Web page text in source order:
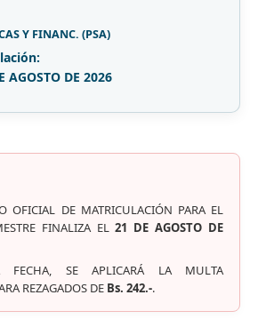
Y FINANC. (PSA)
AGOSTO DE 2026
OFICIAL DE MATRICULACIÓN PARA EL
FINALIZA EL21 DE AGOSTO DE
FECHA, SE APLICARÁ LA MULTA
REZAGADOS DE Bs. 242.-.